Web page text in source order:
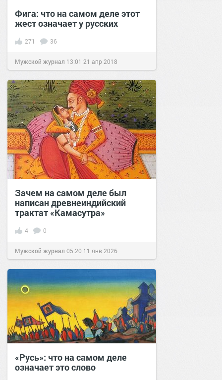
Фига: что на самом деле этот
жест означает у русских
271 36
Мужской журнал 13:01 21 апр 2018
Зачем на самом деле был
написан древнеиндийский
трактат «Камасутра»
4 0
Мужской журнал 05:20 11 янв 2026
«Русь»: что на самом деле
означает это слово